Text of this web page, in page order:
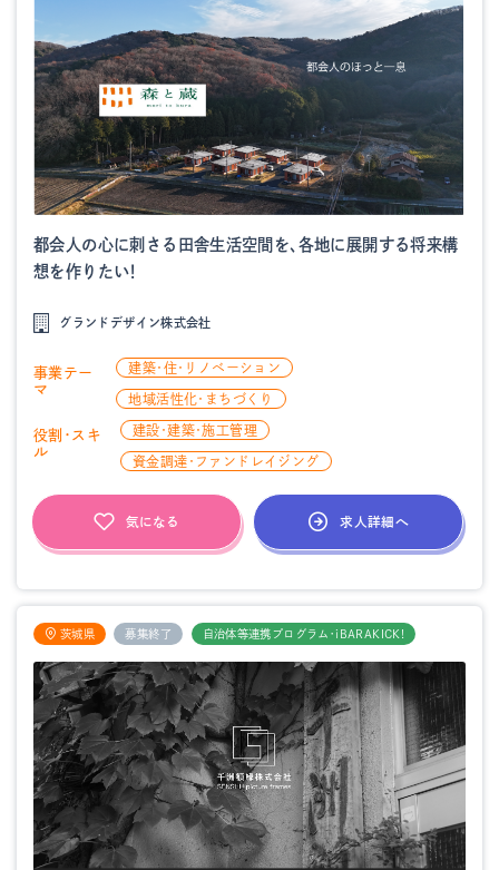
都会人の心に刺さる田舎生活空間を、各地に展開する将来構
想を作りたい！
グランドデザイン株式会社
事業テー
マ
建築・住・リノベーション
地域活性化・まちづくり
役割・スキ
ル
建設・建築・施工管理
資金調達・ファンドレイジング
気になる 求人詳細へ
茨城県 募集終了 自治体等連携プログラム・iBARAKICK!